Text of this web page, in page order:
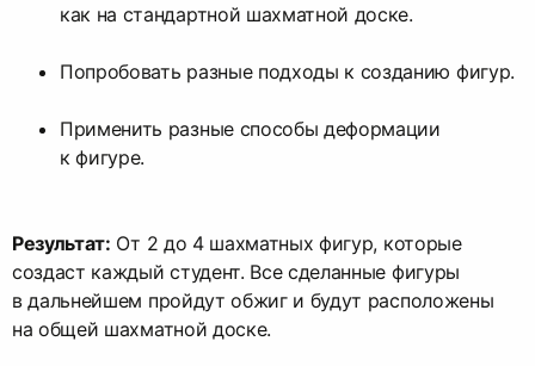
как на стандартной шахматной доске.
Попробовать разные подходы к созданию фигур.
Применить разные способы деформации
к фигуре.
Результат: От 2 до 4 шахматных фигур, которые
создаст каждый студент. Все сделанные фигуры
в дальнейшем пройдут обжиг и будут расположены
на общей шахматной доске.